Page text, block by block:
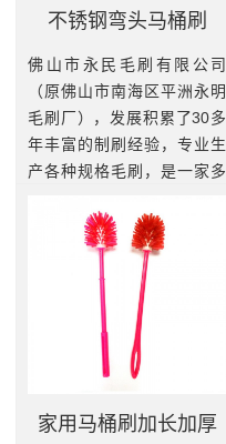
不锈钢弯头马桶刷
佛山市永民毛刷有限公司
（原佛山市南海区平洲永明
毛刷厂），发展积累了30多
年丰富的制刷经验，专业生
产各种规格毛刷，是一家多
制造基地。我厂拥有一批高
素质和精干技术熟练的员
工，引进...
查看更多
家用马桶刷加长加厚